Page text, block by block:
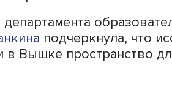
число заявок на
уверенным, что